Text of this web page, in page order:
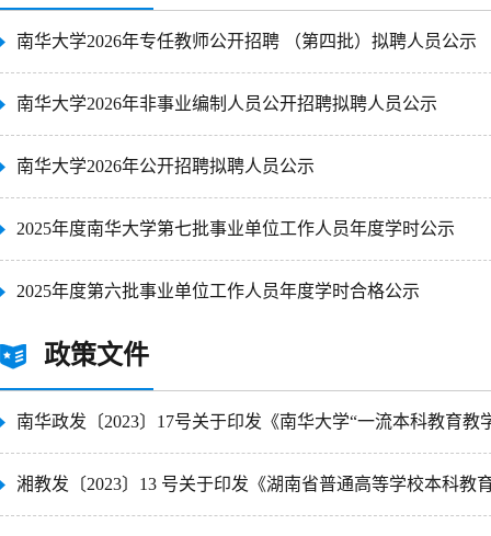
南华大学2026年专任教师公开招聘 （第四批）拟聘人员公示
南华大学2026年非事业编制人员公开招聘拟聘人员公示
南华大学2026年公开招聘拟聘人员公示
2025年度南华大学第七批事业单位工作人员年度学时公示
2025年度第六批事业单位工作人员年度学时合格公示
政策文件
南华政发〔2023〕17号关于印发《南华大学“一流本科教育教
湘教发〔2023〕13 号关于印发《湖南省普通高等学校本科教